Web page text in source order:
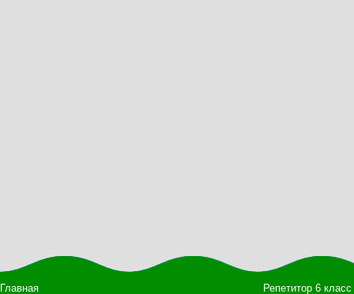
Главная Репетитор 6 класс